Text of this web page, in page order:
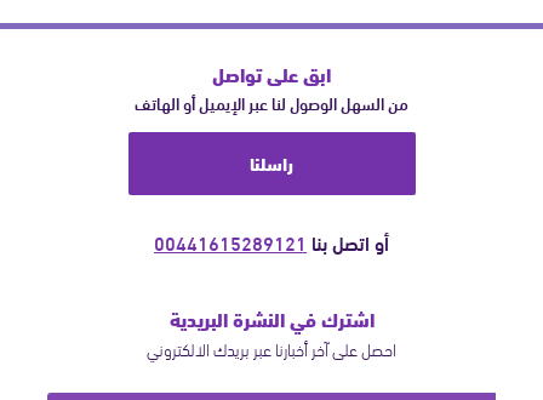
ابق على تواصل
من السهل الوصول لنا عبر الإيميل أو الهاتف
راسلنا
أو اتصل بنا 00441615289121
اشترك في النشرة البريدية
احصل على آخر أخبارنا عبر بريدك الالكتروني